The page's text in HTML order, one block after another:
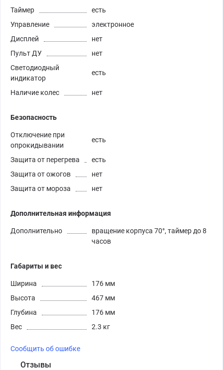
Таймер
есть
Управление
электронное
Дисплей
нет
Пульт ДУ
нет
Светодиодный
индикатор
есть
Наличие колес нет
Безопасность
Отключение при
опрокидывании
есть
Защита от перегрева
есть
Защита от ожогов
нет
Защита от мороза
нет
Дополнительная информация
Дополнительно
вращение корпуса 70°, таймер до 8
часов
Габариты и вес
Ширина
176 мм
Высота
467 мм
Глубина
176 мм
Вес
2.3 кг
Сообщить об ошибке
Отзывы